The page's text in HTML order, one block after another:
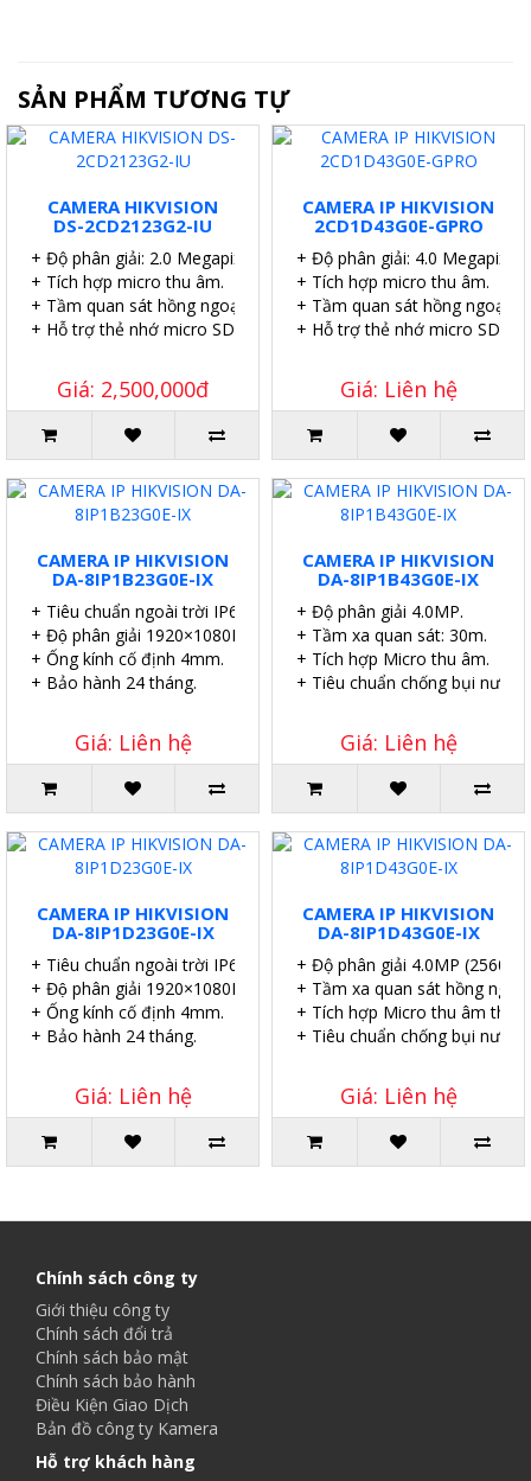
SẢN PHẨM TƯƠNG TỰ
CAMERA HIKVISION
DS-2CD2123G2-IU
+ Độ phân giải: 2.0 Megapixel.
+ Tích hợp micro thu âm.
+ Tầm quan sát hồng ngoại: 40 mét.
+ Hỗ trợ thẻ nhớ micro SD 256GB.
Giá: 2,500,000đ
CAMERA IP HIKVISION
2CD1D43G0E-GPRO
+ Độ phân giải: 4.0 Megapixel.
+ Tích hợp micro thu âm.
+ Tầm quan sát hồng ngoại:
+ Hỗ trợ thẻ nhớ micro SD
Giá: Liên hệ
CAMERA IP HIKVISION
DA-8IP1B23G0E-IX
+ Tiêu chuẩn ngoài trời IP67.
+ Độ phân giải 1920×1080P.
+ Ống kính cố định 4mm.
+ Bảo hành 24 tháng.
Giá: Liên hệ
CAMERA IP HIKVISION
DA-8IP1B43G0E-IX
+ Độ phân giải 4.0MP.
+ Tầm xa quan sát: 30m.
+ Tích hợp Micro thu âm.
+ Tiêu chuẩn chống bụi nước
Giá: Liên hệ
CAMERA IP HIKVISION
DA-8IP1D23G0E-IX
+ Tiêu chuẩn ngoài trời IP67.
+ Độ phân giải 1920×1080P.
+ Ống kính cố định 4mm.
+ Bảo hành 24 tháng.
Giá: Liên hệ
CAMERA IP HIKVISION
DA-8IP1D43G0E-IX
+ Độ phân giải 4.0MP
+ Tầm xa quan sát hồng
+ Tích hợp Micro thu âm
+ Tiêu chuẩn chống bụi nước
Giá: Liên hệ
Chính sách công ty
Giới thiệu công ty
Chính sách đổi trả
Chính sách bảo mật
Chính sách bảo hành
Điều Kiện Giao Dịch
Bản đồ công ty Kamera
Hỗ trợ khách hàng